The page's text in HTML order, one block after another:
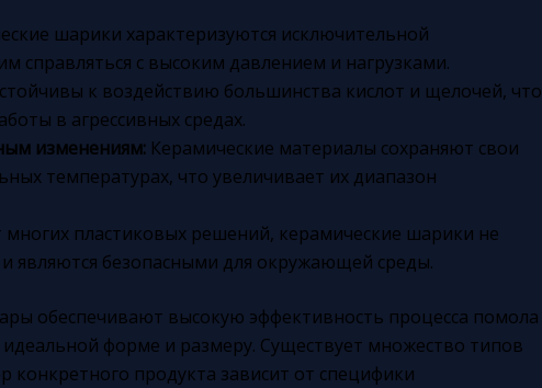
шарики характеризуются исключительной
справляться с высоким давлением и нагрузками.
к воздействию большинства кислот и щелочей, что
в агрессивных средах.
изменениям: Керамические материалы сохраняют свои
температурах, что увеличивает их диапазон
многих пластиковых решений, керамические шарики не
являются безопасными для окружающей среды.
обеспечивают высокую эффективность процесса помола
форме и размеру. Существует множество типов
конкретного продукта зависит от специфики